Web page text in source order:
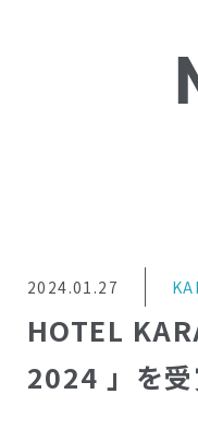
2024.01.27
HOTEL
2024 」を受